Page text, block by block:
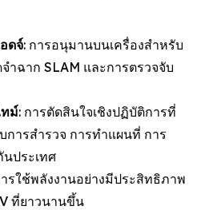
ดจ์: การอนุมานบนเครื่องสำหรับ
ำฉาก SLAM และการตรวจจับ
ทม์: การตัดสินใจเชิงปฏิบัติการที่
การสำรวจ การทำแผนที่ การ
ประเทศ
รใช้พลังงานอย่างมีประสิทธิภาพ
ที่ยาวนานขึ้น